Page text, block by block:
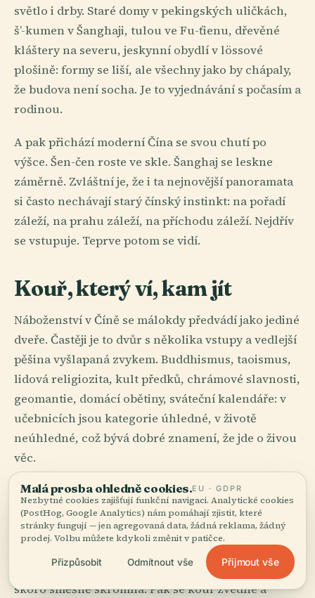
světlo i drby. Staré domy v pekingských uličkách,
š’-kumen v Šanghaji, tulou ve Fu-ťienu, dřevěné
kláštery na severu, jeskynní obydlí v lössové
plošině: formy se liší, ale všechny jako by chápaly,
že budova není socha. Je to vyjednávání s počasím a
rodinou.
A pak přichází moderní Čína se svou chutí po
výšce. Šen-čen roste ve skle. Šanghaj se leskne
záměrně. Zvláštní je, že i ta nejnovější panoramata
si často nechávají starý čínský instinkt: na pořadí
záleží, na prahu záleží, na příchodu záleží. Nejdřív
se vstupuje. Teprve potom se vidí.
Kouř, který ví, kam jít
Náboženství v Číně se málokdy předvádí jako jediné
dveře. Častěji je to dvůr s několika vstupy a vedlejší
pěšina vyšlapaná zvykem. Buddhismus, taoismus,
lidová religiozita, kult předků, chrámové slavnosti,
geomantie, domácí obětiny, sváteční kalendáře: v
učebnicích jsou kategorie úhledné, v životě
neúhledné, což bývá dobré znamení, že jde o živou
věc.
Kadidlo patří k nejlepším vysvětlovacím látkám
celé země. Vznáší se chrámy v Pekingu, horskými
svatyněmi u Chang-čou, buddhistickými kláštery i
sousedskými oltáři, které jako by unikly každé
velké teorii. Jedna tyčinka kadidla je nepatrná,
skoro směšně skromná. Pak se kouř zvedne a
Malá prosba ohledně cookies.EU · GDPR
Nezbytné cookies zajišťují funkční navigaci. Analytické cookies
(PostHog, Google Analytics) nám pomáhají zjistit, které
stránky fungují — jen agregovaná data, žádná reklama, žádný
prodej. Volbu můžete kdykoli změnit v patičce.
Přizpůsobit Odmítnout vše Přijmout vše